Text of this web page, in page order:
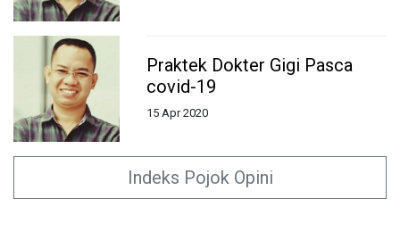
Praktek Dokter Gigi Pasca
covid-19
Indeks Pojok Opini